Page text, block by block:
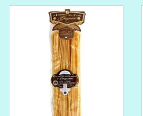
Large Formats